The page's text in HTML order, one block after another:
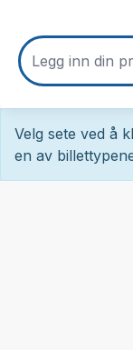
Velg sete ved å
en av